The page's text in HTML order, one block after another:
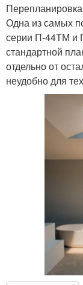
Перепланировка
Одна из самых
серии П-44ТМ и
стандартной
отдельно от
неудобно для